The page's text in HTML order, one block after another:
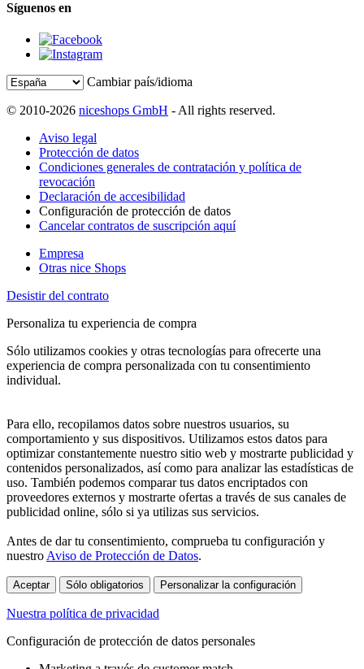
Síguenos en
Cambiar país/idioma
© 2010-2026 niceshops GmbH - All rights reserved.
Aviso legal
Protección de datos
Condiciones generales de contratación y política de
revocación
Declaración de accesibilidad
Configuración de protección de datos
Cancelar contratos de suscripción aquí
Empresa
Otras nice Shops
Desistir del contrato
Personaliza tu experiencia de compra
Sólo utilizamos cookies y otras tecnologías para ofrecerte una
experiencia de compra personalizada con tu consentimiento
individual.
Para ello, recopilamos datos sobre nuestros usuarios, su
comportamiento y sus dispositivos. Utilizamos estos datos para
optimizar constantemente nuestro sitio web y mostrarte publicidad y
contenidos personalizados, así como para analizar las estadísticas de
uso. También podemos comparar tus datos encriptados con
proveedores externos y mostrarte ofertas a través de sus canales de
publicidad online, sólo si ya utilizas sus servicios.
Antes de dar tu consentimiento, comprueba tu configuración y
nuestro Aviso de Protección de Datos.
Aceptar Sólo obligatorios Personalizar la configuración
Nuestra política de privacidad
Configuración de protección de datos personales